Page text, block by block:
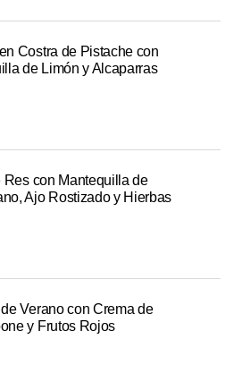
Costra de Pistache con
de Limón y Alcaparras
Res con Mantequilla de
Ajo Rostizado y Hierbas
Verano con Crema de
y Frutos Rojos